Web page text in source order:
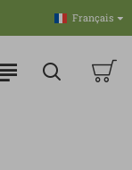
Français